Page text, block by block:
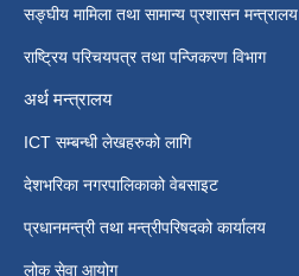
सङ्घीय मामिला तथा सामान्य प्रशासन मन्त्रालय
राष्ट्रिय परिचयपत्र तथा पन्जिकरण विभाग
अर्थ मन्त्रालय
ICT सम्बन्धी लेखहरुको लागि
देशभरिका नगरपालिकाको वेबसाइट
प्रधानमन्त्री तथा मन्त्रीपरिषदको कार्यालय
लोक सेवा आयोग